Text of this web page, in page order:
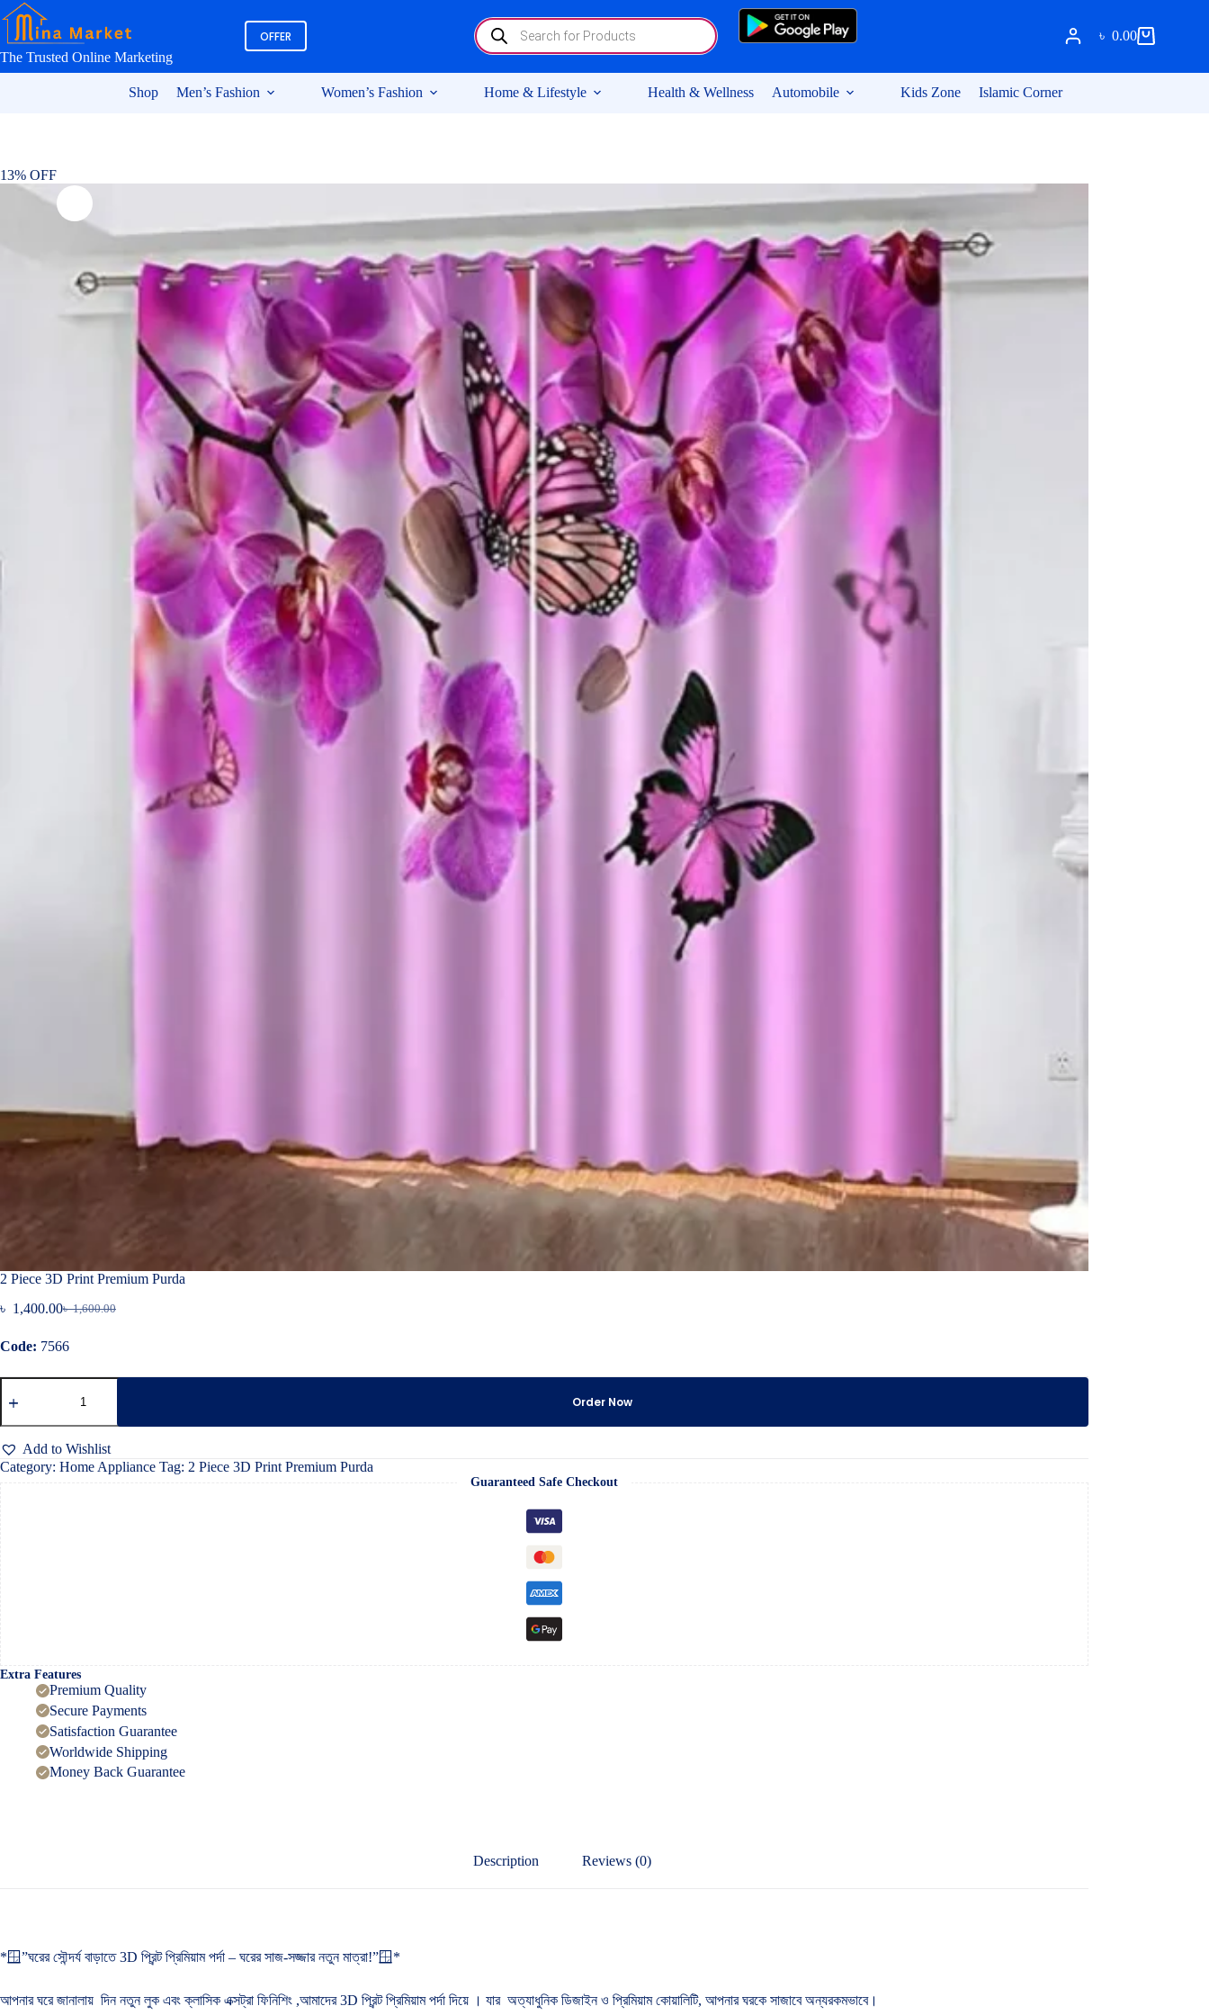
Skip
to
content
The Trusted Online Marketing
OFFER
Products
search
Shopping
৳ 0.00
Shop Men’s Fashion Women’s Fashion Home & Lifestyle Health & Wellness Automobile Kids Zone Islamic Corner
13% OFF
2 Piece 3D Print Premium Purda
৳1,600.00
Original
was:
৳ 1,400.00Current
is:
Code: 7566
2
Piece
Print
Premium
Purda
quantity
Order Now
Add to Wishlist
Category: Home Appliance Tag: 2 Piece 3D Print Premium Purda
Guaranteed Safe Checkout
Extra Features
Premium Quality
Secure Payments
Satisfaction Guarantee
Worldwide Shipping
Money Back Guarantee
Description Reviews (0)
*🪟”ঘরের সৌন্দর্য বাড়াতে 3D প্রিন্ট প্রিমিয়াম পর্দা – ঘরের সাজ-সজ্জার নতুন মাত্রা!”🪟*
আপনার ঘরে জানালায় দিন নতুন লুক এবং ক্লাসিক এক্সট্রা ফিনিশিং ,আমাদের 3D প্রিন্ট প্রিমিয়াম পর্দা দিয়ে । যার অত্যাধুনিক ডিজাইন ও প্রিমিয়াম কোয়ালিটি, আপনার ঘরকে সাজাবে অন্যরকমভাবে।